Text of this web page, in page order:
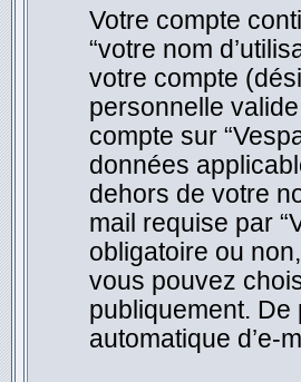
Votre compte
“votre nom
votre compte
personnelle
compte sur
données
dehors de votre
mail requise par
obligatoire ou
vous pouvez
publiquement. De
automatique d’e-